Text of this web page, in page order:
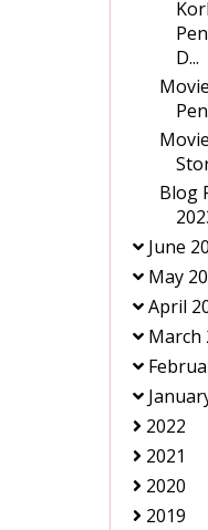
D...
Blog
June
May
April
March
2022
2021
2020
2019